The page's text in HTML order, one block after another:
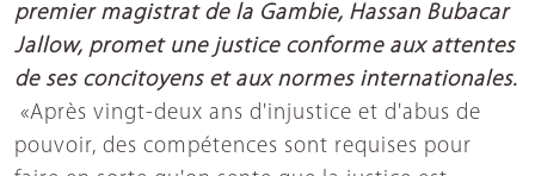
premier magistrat de la Gambie, Hassan Bubacar
Jallow, promet une justice conforme aux attentes
de ses concitoyens et aux normes internationales.
«Après vingt-deux ans d'injustice et d'abus de
pouvoir, des compétences sont requises pour